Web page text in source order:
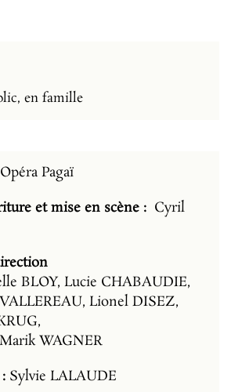
en famille
Pagaï
et mise en scène : Cyril
BLOY, Lucie CHABAUDIE,
Lionel DISEZ,
WAGNER
Sylvie LALAUDE